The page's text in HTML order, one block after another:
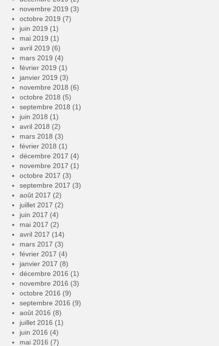
novembre 2019 (3)
octobre 2019 (7)
juin 2019 (1)
mai 2019 (1)
avril 2019 (6)
mars 2019 (4)
février 2019 (1)
janvier 2019 (3)
novembre 2018 (6)
octobre 2018 (5)
septembre 2018 (1)
juin 2018 (1)
avril 2018 (2)
mars 2018 (3)
février 2018 (1)
décembre 2017 (4)
novembre 2017 (1)
octobre 2017 (3)
septembre 2017 (3)
août 2017 (2)
juillet 2017 (2)
juin 2017 (4)
mai 2017 (2)
avril 2017 (14)
mars 2017 (3)
février 2017 (4)
janvier 2017 (8)
décembre 2016 (1)
novembre 2016 (3)
octobre 2016 (9)
septembre 2016 (9)
août 2016 (8)
juillet 2016 (1)
juin 2016 (4)
mai 2016 (7)